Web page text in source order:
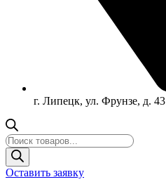
г. Липецк, ул. Фрунзе, д. 43
Поиск
товаров
Оставить заявку